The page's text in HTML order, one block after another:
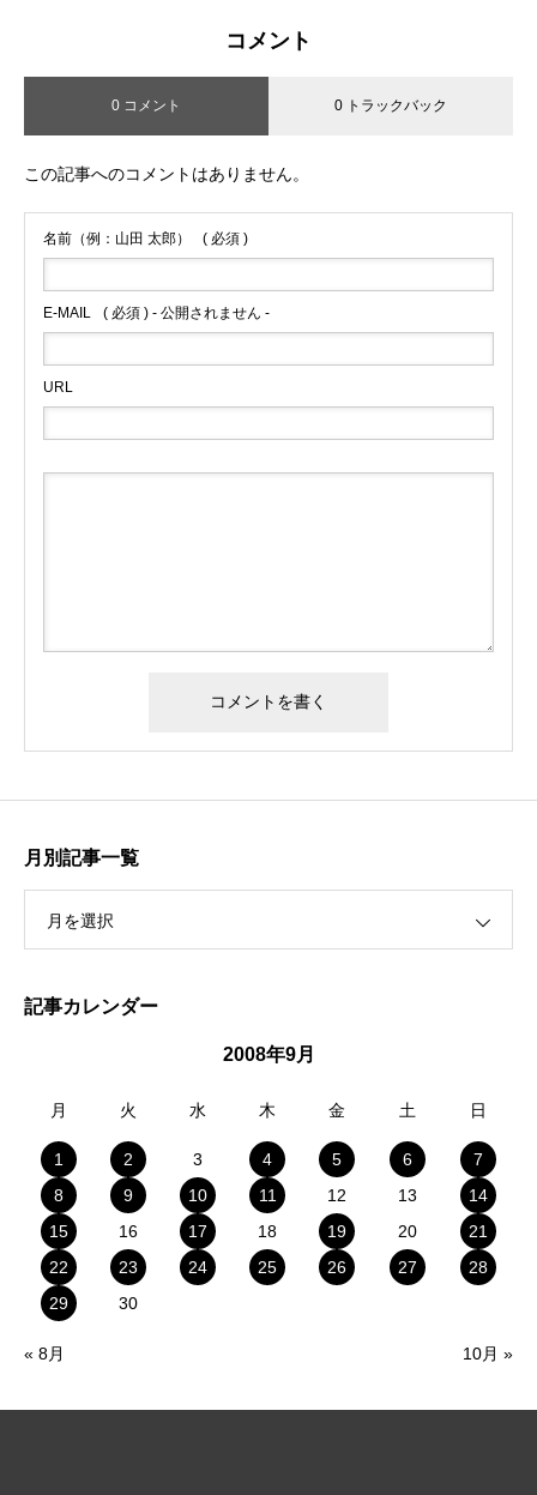
コメント
0 コメント 0 トラックバック
この記事へのコメントはありません。
名前（例：山田 太郎） ( 必須 )
E-MAIL ( 必須 ) - 公開されません -
URL
月別記事一覧
月を選択
記事カレンダー
2008年9月
月 火 水 木 金 土 日
1 2 3 4 5 6
7
8
9 10 11 12 13
14
15
16 17 18 19 20
21
22
23 24 25 26 27
28
29
30
« 8月 10月 »